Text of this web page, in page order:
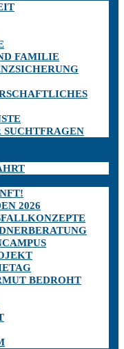
FAMILIE
SUCHTFRAGEN
2026
BEDROHT